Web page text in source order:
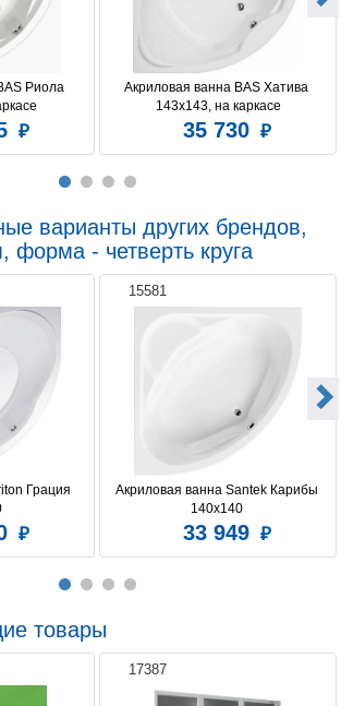
Риола
Акриловая ванна BAS Хатива
143x143, на каркасе
35 730
варианты других брендов,
форма - четверть круга
Грация
15581
Акриловая ванна Santek Карибы
140х140
33 949
товары
17387